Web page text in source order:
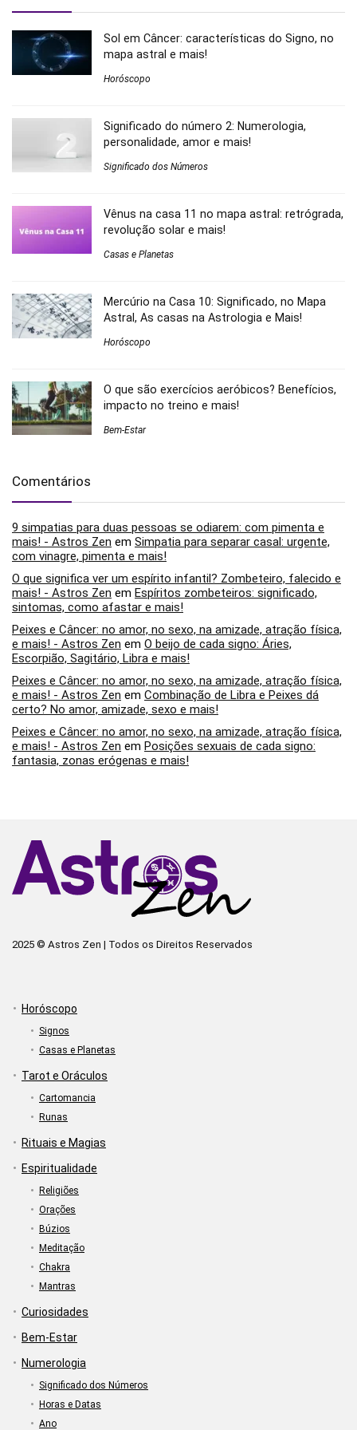
Sol em Câncer: características do Signo, no
mapa astral e mais!
Horóscopo
Significado do número 2: Numerologia,
personalidade, amor e mais!
Significado dos Números
Vênus na casa 11 no mapa astral: retrógrada,
revolução solar e mais!
Casas e Planetas
Mercúrio na Casa 10: Significado, no Mapa
Astral, As casas na Astrologia e Mais!
Horóscopo
O que são exercícios aeróbicos? Benefícios,
impacto no treino e mais!
Bem-Estar
Comentários
9 simpatias para duas pessoas se odiarem: com pimenta e
mais! - Astros Zen em Simpatia para separar casal: urgente,
com vinagre, pimenta e mais!
O que significa ver um espírito infantil? Zombeteiro, falecido e
mais! - Astros Zen em Espíritos zombeteiros: significado,
sintomas, como afastar e mais!
Peixes e Câncer: no amor, no sexo, na amizade, atração física,
e mais! - Astros Zen em O beijo de cada signo: Áries,
Escorpião, Sagitário, Libra e mais!
Peixes e Câncer: no amor, no sexo, na amizade, atração física,
e mais! - Astros Zen em Combinação de Libra e Peixes dá
certo? No amor, amizade, sexo e mais!
Peixes e Câncer: no amor, no sexo, na amizade, atração física,
e mais! - Astros Zen em Posições sexuais de cada signo:
fantasia, zonas erógenas e mais!
2025 © Astros Zen | Todos os Direitos Reservados
Horóscopo
Signos
Casas e Planetas
Tarot e Oráculos
Cartomancia
Runas
Rituais e Magias
Espiritualidade
Religiões
Orações
Búzios
Meditação
Chakra
Mantras
Curiosidades
Bem-Estar
Numerologia
Significado dos Números
Horas e Datas
Ano